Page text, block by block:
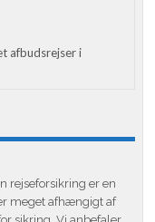
afbudsrejser i
rejseforsikring er en
meget afhængigt af